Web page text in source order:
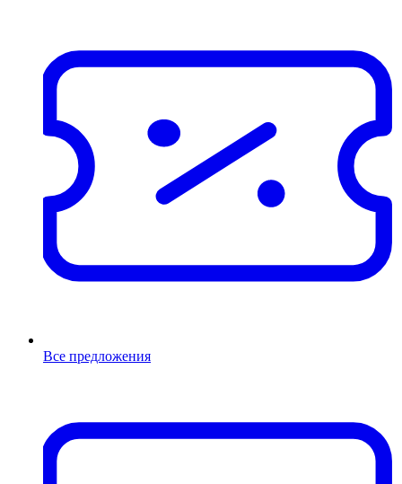
Все предложения